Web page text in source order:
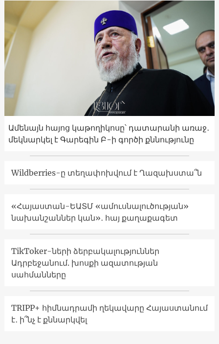
Ամենայն հայոց կաթողիկոսը՝ դատարանի առաջ․
մեկնարկել է Գարեգին Բ-ի գործի քննությունը
Wildberries-ը տեղափոխվում է Ղազախստա՞ն
«Հայաստան-ԵԱՏՄ «ամուսնալուծության»
նախանշաններ կան»․ հայ քաղաքագետ
TikToker-ների ձերբակալություններ
Ադրբեջանում. խոսքի ազատության
սահմանները
TRIPP+ հիմնադրամի ղեկավարը Հայաստանում
է․ ի՞նչ է քննարկվել